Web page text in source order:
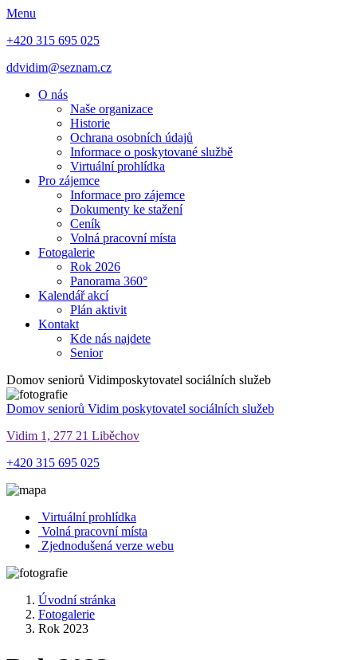
Menu
+420 315 695 025
ddvidim@seznam.cz
O nás
Naše organizace
Historie
Ochrana osobních údajů
Informace o poskytované službě
Virtuální prohlídka
Pro zájemce
Informace pro zájemce
Dokumenty ke stažení
Ceník
Volná pracovní místa
Fotogalerie
Rok 2026
Panorama 360°
Kalendář akcí
Plán aktivit
Kontakt
Kde nás najdete
Senior
Domov seniorů Vidimposkytovatel sociálních služeb
Domov seniorů Vidim poskytovatel sociálních služeb
Vidim 1, 277 21 Liběchov
+420 315 695 025
Virtuální prohlídka
Volná pracovní místa
Zjednodušená verze webu
Úvodní stránka
Fotogalerie
Rok 2023